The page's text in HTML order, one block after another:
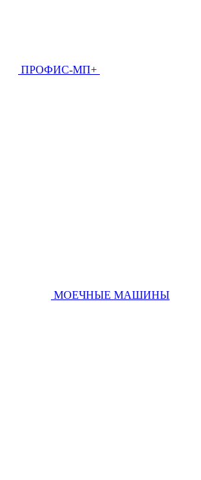
ПРОФИС-МП+
МОЕЧНЫЕ МАШИНЫ